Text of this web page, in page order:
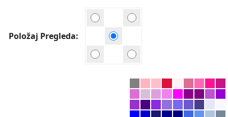
Položaj Pregleda